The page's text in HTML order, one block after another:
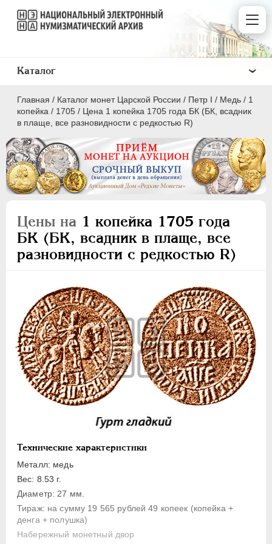
Главная / Каталог монет Царской России / Пeтр I / Медь / 1
копейка / 1705 / Цена 1 копейка 1705 года БК (БК, всадник
в плаще, все разновидности с редкостью R)
Цены на 1 копейка 1705 года
БК (БК, всадник в плаще, все
разновидности с редкостью R)
Технические характеристики
Металл: медь
Вес: 8.53 г.
Диаметр: 27 мм.
Тираж: на сумму 19 565 рублей 49 копеек (копейка +
денга + полушка)
Набережный монетный двор
Каталог
ПEТР I 1699 - 1725
Серебро
Медь
5 копеек
Полушка
Полполушки
Пробные
Для Речи Посполитой
Монетовидные жетоны
ЕКАТЕРИНА I 1725-1727
1727-1729
АННА ИОАННОВНА
ИОАНН АНТОНОВИЧ
ЕЛИЗАВЕТА
ПЕТР III 1762-1762
ЕКАТЕРИНА II 1762-1796
ПАВЕЛ I
1796-1801